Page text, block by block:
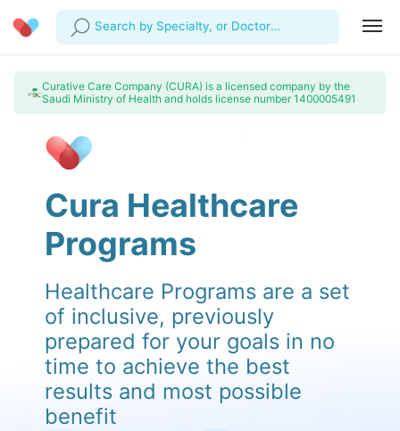
Search by Specialty, or Doctor
Profile
My Consults
Prescriptions
Lab Tests
Favourites
Log Out
Company
For Corporates
Medical Articles
Curative Care Company (CURA) is a licensed company by the
Saudi Ministry of Health and holds license number 1400005491
Cura Healthcare
Programs
Healthcare Programs are a set
of inclusive, previously
prepared for your goals in no
time to achieve the best
results and most possible
benefit